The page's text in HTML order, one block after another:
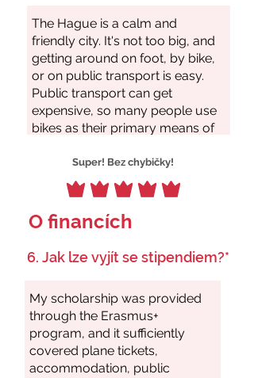
Super! Bez chybičky!
O financích
6. Jak lze vyjít se stipendiem?*